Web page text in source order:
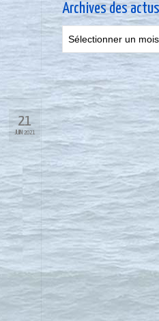
21
JUIN 2021
Archives des actus
des
actus